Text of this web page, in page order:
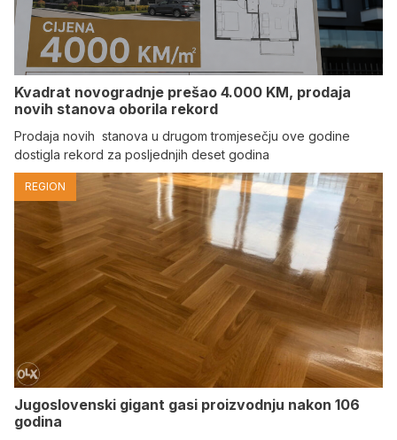
Kvadrat novogradnje prešao 4.000 KM, prodaja
novih stanova oborila rekord
Prodaja novih stanova u drugom tromjesečju ove godine
dostigla rekord za posljednjih deset godina
REGION
Jugoslovenski gigant gasi proizvodnju nakon 106
godina